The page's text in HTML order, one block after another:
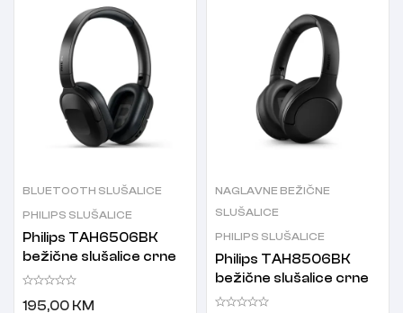
BLUETOOTH SLUŠALICE
PHILIPS SLUŠALICE
Philips TAH6506BK
bežične slušalice crne
195,00 KM
NAGLAVNE BEŽIČNE
SLUŠALICE
PHILIPS SLUŠALICE
Philips TAH8506BK
bežične slušalice crne